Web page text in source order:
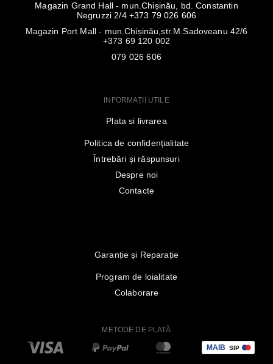
Magazin Grand Hall - mun.Chișinău, bd. Constantin
Negruzzi 2/4 +373 79 026 606
Magazin Port Mall - mun.Chișinău,str.M.Sadoveanu 42/6
+373 69 120 002
079 026 606
INFORMAȚII UTILE
Plata si livrarea
Politica de confidențialitate
Întrebări și răspunsuri
Despre noi
Contacte
Garanție și Reparație
Program de loialitate
Colaborare
METODE DE PLATĂ